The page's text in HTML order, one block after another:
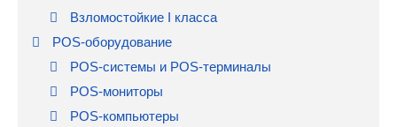
Взломостойкие I класса
POS-оборудование
POS-системы и POS-терминалы
POS-мониторы
POS-компьютеры